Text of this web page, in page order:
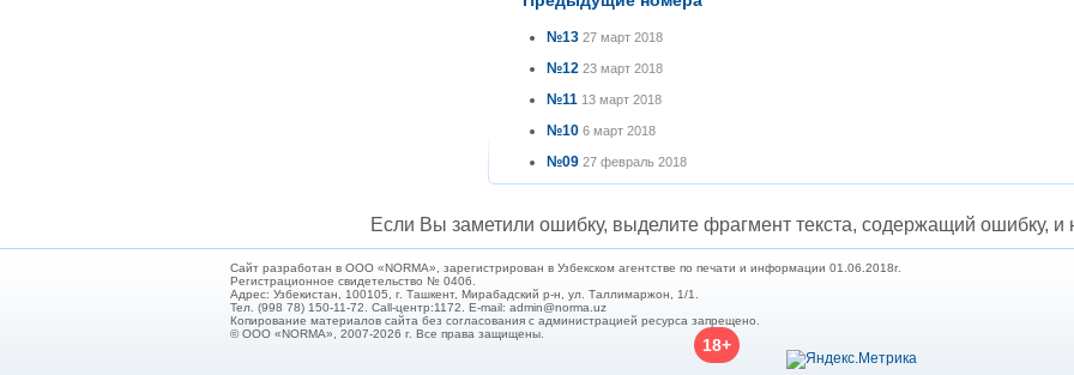
№13 27 март 2018
№12 23 март 2018
№11 13 март 2018
№10 6 март 2018
№09 27 февраль 2018
Если Вы заметили ошибку, выделите фрагмент текста, содержащий ошибку, и
Сайт разработан в ООО «NORMA», зарегистрирован в Узбекском агентстве по печати и информации 01.06.2018г.
Регистрационное свидетельство № 0406.
Адрес: Узбекистан, 100105, г. Ташкент, Мирабадский р-н, ул. Таллимаржон, 1/1.
Тел. (998 78) 150-11-72. Call-центр:1172. E-mail: admin@norma.uz
Копирование материалов сайта без согласования с администрацией ресурса запрещено.
© ООО «NORMA», 2007-2026 г. Все права защищены.
18+